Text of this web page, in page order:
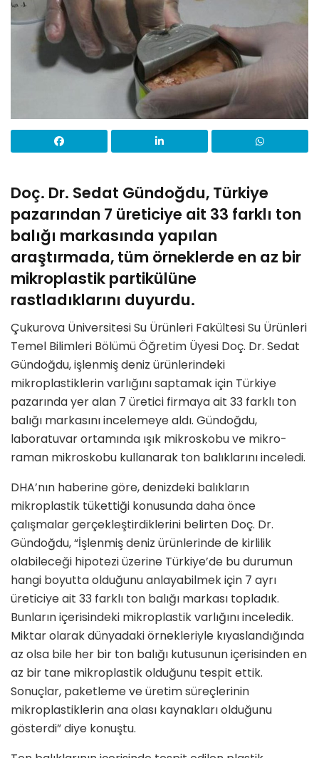
Doç. Dr. Sedat Gündoğdu, Türkiye
pazarından 7 üreticiye ait 33 farklı ton
balığı markasında yapılan
araştırmada, tüm örneklerde en az bir
mikroplastik partikülüne
rastladıklarını duyurdu.
Çukurova Üniversitesi Su Ürünleri Fakültesi Su Ürünleri
Temel Bilimleri Bölümü Öğretim Üyesi Doç. Dr. Sedat
Gündoğdu, işlenmiş deniz ürünlerindeki
mikroplastiklerin varlığını saptamak için Türkiye
pazarında yer alan 7 üretici firmaya ait 33 farklı ton
balığı markasını incelemeye aldı. Gündoğdu,
laboratuvar ortamında ışık mikroskobu ve mikro-
raman mikroskobu kullanarak ton balıklarını inceledi.
DHA’nın haberine göre, denizdeki balıkların
mikroplastik tükettiği konusunda daha önce
çalışmalar gerçekleştirdiklerini belirten Doç. Dr.
Gündoğdu, “İşlenmiş deniz ürünlerinde de kirlilik
olabileceği hipotezi üzerine Türkiye’de bu durumun
hangi boyutta olduğunu anlayabilmek için 7 ayrı
üreticiye ait 33 farklı ton balığı markası topladık.
Bunların içerisindeki mikroplastik varlığını inceledik.
Miktar olarak dünyadaki örnekleriyle kıyaslandığında
az olsa bile her bir ton balığı kutusunun içerisinden en
az bir tane mikroplastik olduğunu tespit ettik.
Sonuçlar, paketleme ve üretim süreçlerinin
mikroplastiklerin ana olası kaynakları olduğunu
gösterdi” diye konuştu.